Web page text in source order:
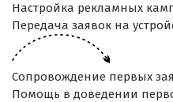
Настройка рекламных
Передача заявок на
Сопровождение первых
Помощь в доведении